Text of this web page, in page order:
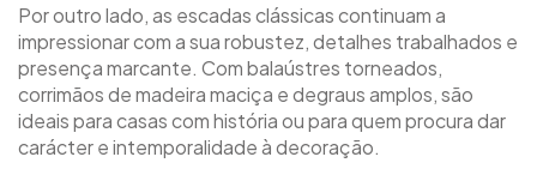
Por outro lado, as escadas clássicas continuam a
impressionar com a sua robustez, detalhes trabalhados e
presença marcante. Com balaústres torneados,
corrimãos de madeira maciça e degraus amplos, são
ideais para casas com história ou para quem procura dar
carácter e intemporalidade à decoração.